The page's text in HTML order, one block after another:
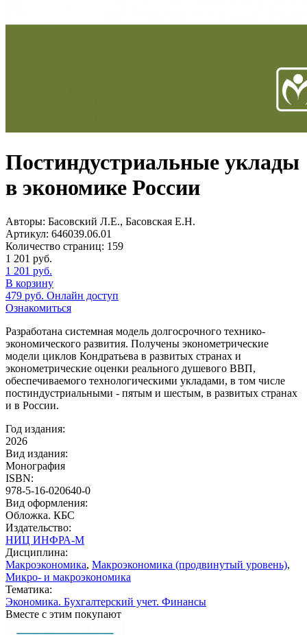
Постиндустриальные уклады
в экономике России
Авторы: Басовский Л.Е., Басовская Е.Н.
Артикул: 646039.06.01
Количество страниц: 159
1 201 руб.
1 201 руб.
В корзину
479 руб. Онлайн доступ
Ознакомиться
Разработана системная модель долгосрочного технико-
экономического развития. Получены эконометрические
модели циклов Кондратьева в развитых странах и
эконометрические оценки реального душевого ВВП,
обеспечиваемого технологическими укладами, в том числе
постиндустриальными - пятым и шестым, в развитых странах
и в России.
Год издания:
2026
Вид издания:
Монография
ISBN:
978-5-16-020640-0
Вид оформления:
Обложка. КБС
Издательство:
НИЦ ИНФРА-М
Дисциплина:
Макроэкономика, Макроэкономика (продвинутый уровень),
Микро- и макроэкономика
Тематика:
Экономика. Бухгалтерский учет. Финансы
Вместе с этим покупают